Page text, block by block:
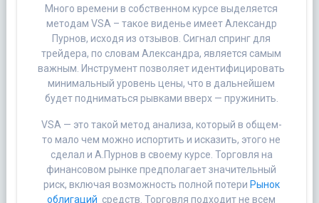
Много времени в собственном курсе выделяется
методам VSA – такое виденье имеет Александр
Пурнов, исходя из отзывов. Сигнал спринг для
трейдера, по словам Александра, является самым
важным. Инструмент позволяет идентифицировать
минимальный уровень цены, что в дальнейшем
будет подниматься рывками вверх — пружинить.
VSA — это такой метод анализа, который в общем-
то мало чем можно испортить и исказить, этого не
сделал и А.Пурнов в своему курсе. Торговля на
финансовом рынке предполагает значительный
риск, включая возможность полной потери Рынок
облигаций средств. Торговля подходит не всем